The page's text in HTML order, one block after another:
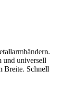
und universell
Breite. Schnell